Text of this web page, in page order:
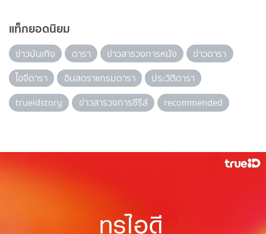
แท็กยอดนิยม
ข่าวบันเทิง ดารา ข่าวสารวงการหนัง
ข่าวดารา
ไอจีดารา
อินสตราแกรมดารา
ประวัติดารา
trueidstory
ข่าวสารวงการซีรีส์ recommended